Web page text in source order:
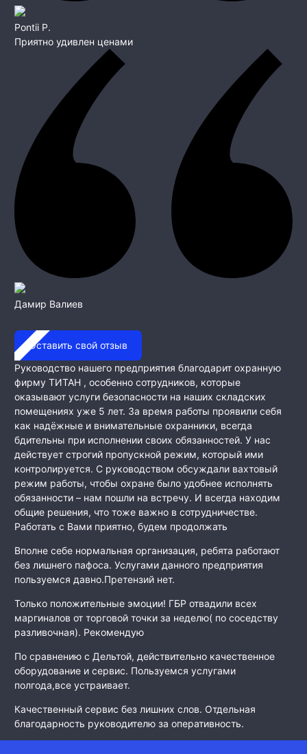
Pontii P.
Приятно удивлен ценами
Дамир Валиев
Оставить свой отзыв
Руководство нашего предприятия благодарит охранную
фирму ТИТАН , особенно сотрудников, которые
оказывают услуги безопасности на наших складских
помещениях уже 5 лет. За время работы проявили себя
как надёжные и внимательные охранники, всегда
бдительны при исполнении своих обязанностей. У нас
действует строгий пропускной режим, который ими
контролируется. С руководством обсуждали вахтовый
режим работы, чтобы охране было удобнее исполнять
обязанности – нам пошли на встречу. И всегда находим
общие решения, что тоже важно в сотрудничестве.
Работать с Вами приятно, будем продолжать
Вполне себе нормальная организация, ребята работают
без лишнего пафоса. Услугами данного предприятия
пользуемся давно.Претензий нет.
Только положительные эмоции! ГБР отвадили всех
маргиналов от торговой точки за неделю( по соседству
разливочная). Рекомендую
По сравнению с Дельтой, действительно качественное
оборудование и сервис. Пользуемся услугами
полгода,все устраивает.
Качественный сервис без лишних слов. Отдельная
благодарность руководителю за оперативность.